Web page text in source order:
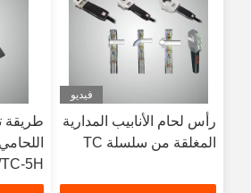
فيديو
رأس لحام الأنابيب المدارية
المغلقة من سلسلة TC
طريقة
5H